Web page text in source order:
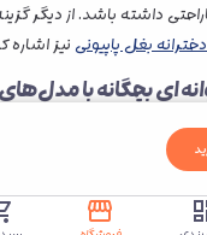
داشته باشد. از دیگر
بغل پاپیونینیز اشاره
ای بچگانهبا مدل‌های
کفش‌های کودکانه
موجود در
بر طراحی زیبا از جنس
مدل‌های مشابه در برابر
این کفش با ساختار مستحکم